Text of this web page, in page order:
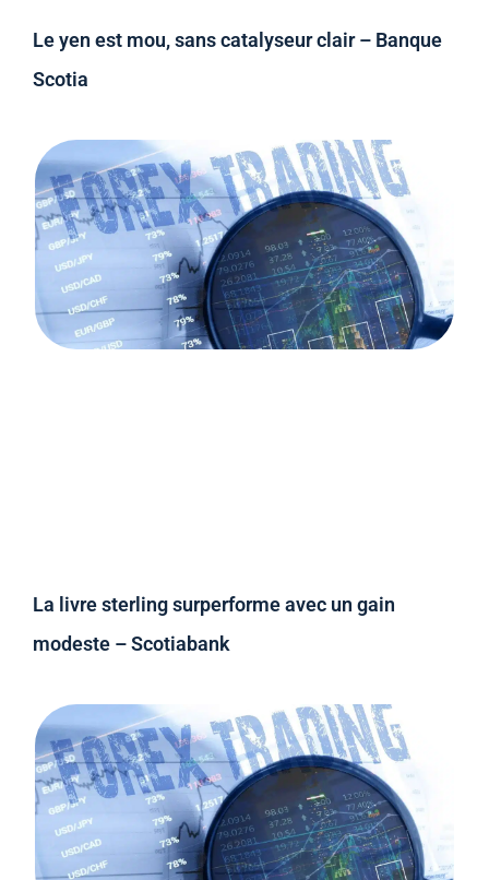
Le yen est mou, sans catalyseur clair – Banque
Scotia
La livre sterling surperforme avec un gain
modeste – Scotiabank